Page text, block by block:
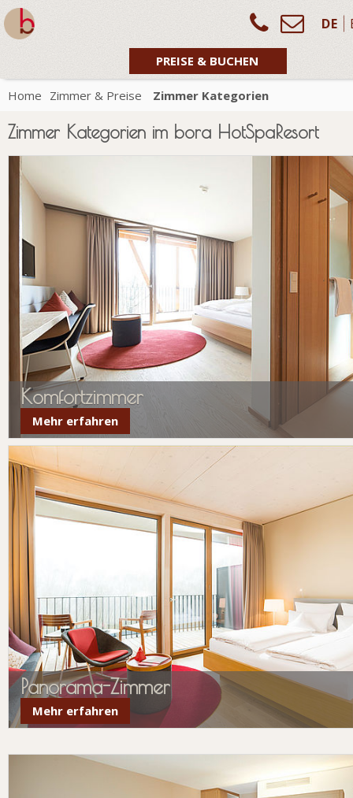
DE
PREISE & BUCHEN
Home Zimmer & Preise Zimmer Kategorien
Zimmer Kategorien im bora HotSpaResort
Komfortzimmer
Mehr erfahren
Panorama-Zimmer
Mehr erfahren